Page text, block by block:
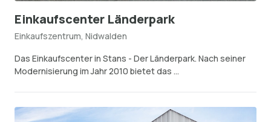
Einkaufscenter Länderpark
Einkaufszentrum, Nidwalden
Das Einkaufscenter in Stans - Der Länderpark. Nach seiner
Modernisierung im Jahr 2010 bietet das ...